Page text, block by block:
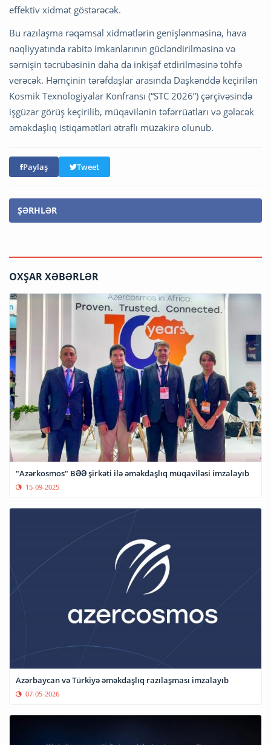
effektiv xidmət göstərəcək.
Bu razılaşma rəqəmsal xidmətlərin genişlənməsinə, hava
nəqliyyatında rabitə imkanlarının gücləndirilməsinə və
sərnişin təcrübəsinin daha da inkişaf etdirilməsinə töhfə
verəcək. Həmçinin tərəfdaşlar arasında Daşkənddə keçirilən
Kosmik Texnologiyalar Konfransı (“STC 2026”) çərçivəsində
işgüzar görüş keçirilib, müqavilənin təfərrüatları və gələcək
əməkdaşlıq istiqamətləri ətraflı müzakirə olunub.
Paylaş Tweet
ŞƏRHLƏR
OXŞAR XƏBƏRLƏR
"Azərkosmos" BƏƏ şirkəti ilə əməkdaşlıq müqaviləsi imzalayıb
15-09-2025
Azərbaycan və Türkiyə əməkdaşlıq razılaşması imzalayıb
07-05-2026